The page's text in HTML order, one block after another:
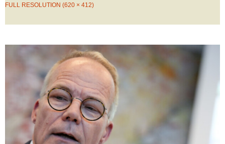
FULL RESOLUTION (620 × 412)